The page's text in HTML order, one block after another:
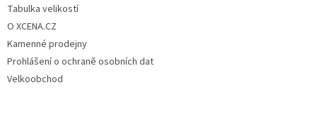
Tabulka velikostí
O XCENA.CZ
Kamenné prodejny
Prohlášení o ochraně osobních dat
Velkoobchod